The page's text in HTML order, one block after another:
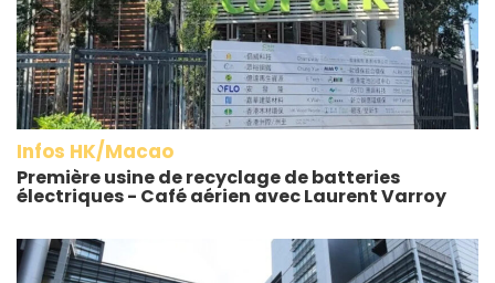
Infos HK/Macao
Première usine de recyclage de batteries
électriques - Café aérien avec Laurent Varroy